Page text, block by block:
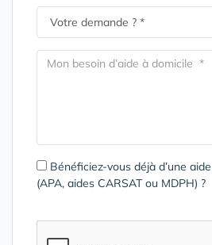
Bénéficiez-vous déjà d’une
(APA, aides CARSAT ou MDPH) ?